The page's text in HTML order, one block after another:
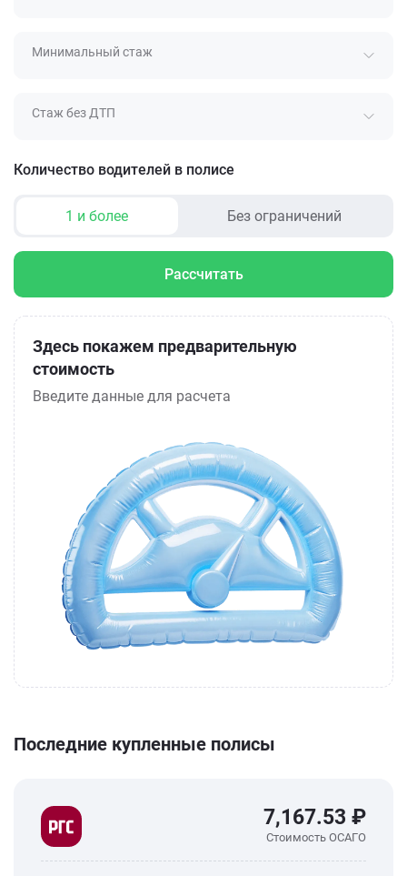
Минимальный стаж
Стаж без ДТП
Количество водителей в полисе
1 и более Без ограничений
Рассчитать
Здесь покажем предварительную
стоимость
Введите данные для расчета
Последние купленные полисы
7,167.53 ₽
Стоимость ОСАГО